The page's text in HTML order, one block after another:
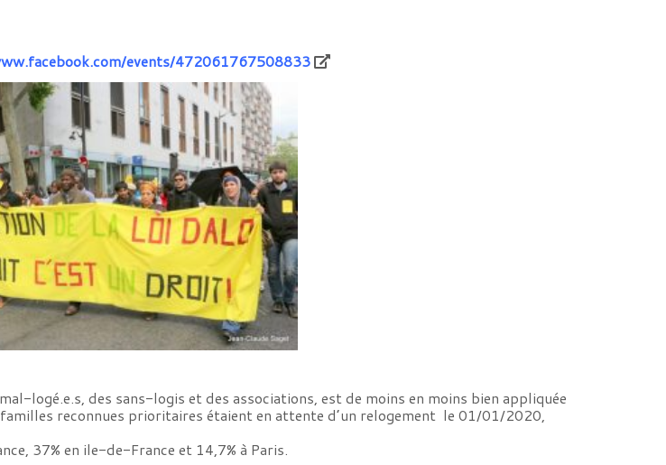
events/472061767508833
logé.e.s, des sans-logis et des associations, est de moins en moins bien appliquée
reconnues prioritaires étaient en attente d’un relogement le 01/01/2020,
37% en ile-de-France et 14,7% à Paris.